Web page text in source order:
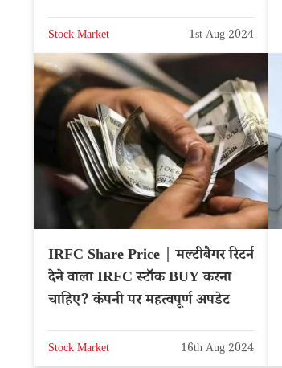
Stock Market 1st Aug 2024
IRFC Share Price | मल्टीबैगर रिटर्न
देने वाला IRFC स्टॉक BUY करना
चाहिए? कंपनी पर महत्वपूर्ण अपडेट
Stock Market 16th Aug 2024